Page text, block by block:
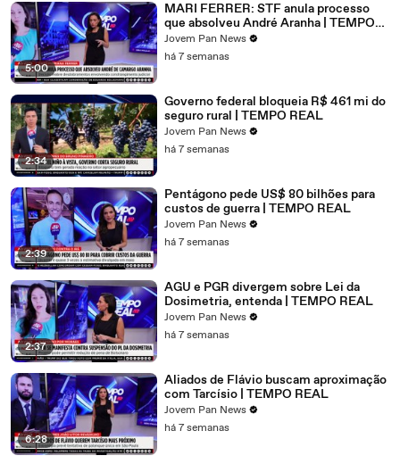
5:00
MARI FERRER: STF anula processo
que absolveu André Aranha | TEMPO
REAL
Jovem Pan News
há 7 semanas
2:34
Governo federal bloqueia R$ 461 mi do
seguro rural | TEMPO REAL
Jovem Pan News
há 7 semanas
2:39
Pentágono pede US$ 80 bilhões para
custos de guerra | TEMPO REAL
Jovem Pan News
há 7 semanas
2:37
AGU e PGR divergem sobre Lei da
Dosimetria, entenda | TEMPO REAL
Jovem Pan News
há 7 semanas
6:28
Aliados de Flávio buscam aproximação
com Tarcísio | TEMPO REAL
Jovem Pan News
há 7 semanas